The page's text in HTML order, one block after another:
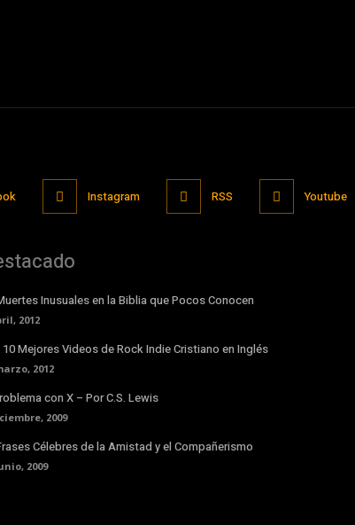
Instagram RSS Youtube
Inusuales en la Biblia que Pocos Conocen
2012
Mejores Videos de Rock Indie Cristiano en Inglés
2012
con X – Por C.S. Lewis
2009
Célebres de la Amistad y el Compañerismo
2009